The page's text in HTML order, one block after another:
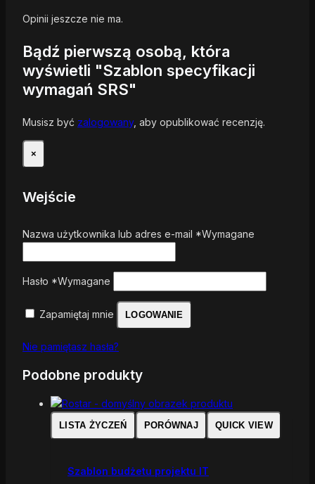
Opinii jeszcze nie ma.
Bądź pierwszą osobą, która
wyświetli "Szablon specyfikacji
wymagań SRS"
Musisz być zalogowany, aby opublikować recenzję.
×
Wejście
Nazwa użytkownika lub adres e-mail *Wymagane
Hasło *Wymagane
Zapamiętaj mnie LOGOWANIE
Nie pamiętasz hasła?
Podobne produkty
LISTA ŻYCZEŃ PORÓWNAJ QUICK VIEW
Szablon budżetu projektu IT